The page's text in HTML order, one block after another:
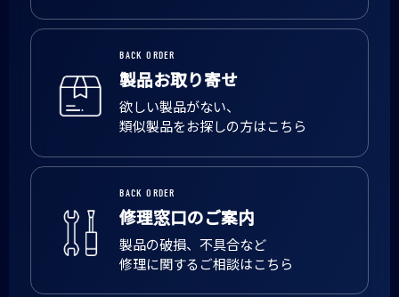
BACK ORDER
製品お取り寄せ
欲しい製品がない、
類似製品をお探しの方はこちら
BACK ORDER
修理窓口のご案内
製品の破損、不具合など
修理に関するご相談はこちら